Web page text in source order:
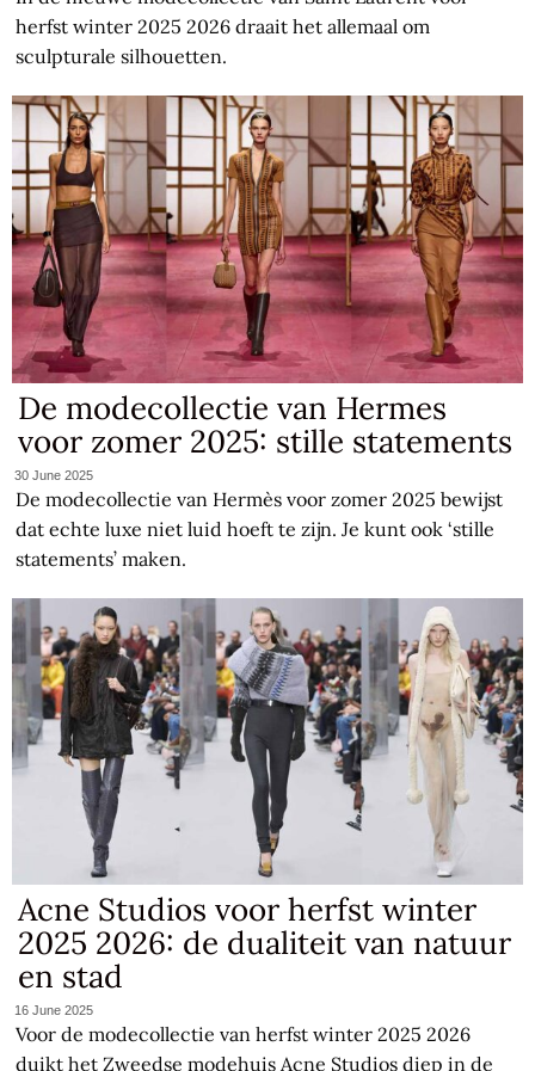
herfst winter 2025 2026 draait het allemaal om
sculpturale silhouetten.
De modecollectie van Hermes
voor zomer 2025: stille statements
30 June 2025
De modecollectie van Hermès voor zomer 2025 bewijst
dat echte luxe niet luid hoeft te zijn. Je kunt ook ‘stille
statements’ maken.
Acne Studios voor herfst winter
2025 2026: de dualiteit van natuur
en stad
16 June 2025
Voor de modecollectie van herfst winter 2025 2026
duikt het Zweedse modehuis Acne Studios diep in de